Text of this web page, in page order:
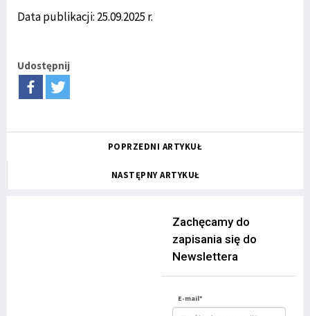
Data publikacji: 25.09.2025 r.
Udostępnij
POPRZEDNI ARTYKUŁ
NASTĘPNY ARTYKUŁ
Zachęcamy do
zapisania się do
Newslettera
E-mail*